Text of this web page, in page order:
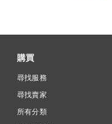
購買
尋找服務
尋找賣家
所有分類